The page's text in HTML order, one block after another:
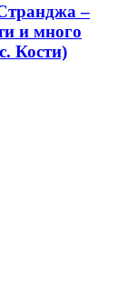
–
и много
Кости)